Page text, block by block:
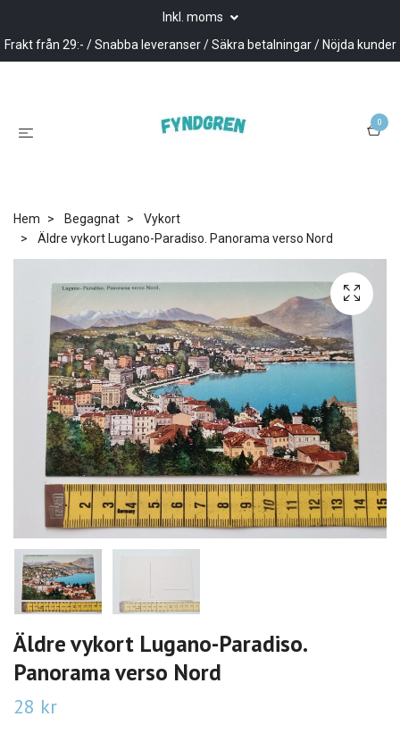
Inkl. moms
Frakt från 29:- / Snabba leveranser / Säkra betalningar / Nöjda kunder
0
Hem Begagnat
Vykort
Äldre vykort Lugano-Paradiso. Panorama verso Nord
Äldre vykort Lugano-Paradiso.
Panorama verso Nord
28 kr